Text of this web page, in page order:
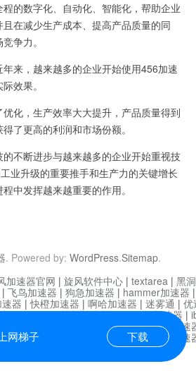
的数字化、自动化、智能化，帮助企业
在减少生产成本、提高产品质量的同
争力。
来，越来越多的企业开始使用456加速
效果。
化，生产效率大大提升，产品质量得到
了更高的利润和市场份额。
不断进步与越来越多的企业开始重视技
业升级的重要推手和生产力的关键增长
中发挥越来越重要的作用。
. Powered by: WordPress.Sitemap.
网梯子 下载
加速器官网 | 旋风软件中心 | textarea | 黑
| 飞鸟加速器 | 狗急加速器 | hammer加速器
器 |快橙加速器 | 啊哈加速器 | 迷雾通 | 优
|falemon|快橙加速器|anycast加速器 |
|白石山|小牛加速
速器|猎豹加速器 海鸥加速器|
芒果加速